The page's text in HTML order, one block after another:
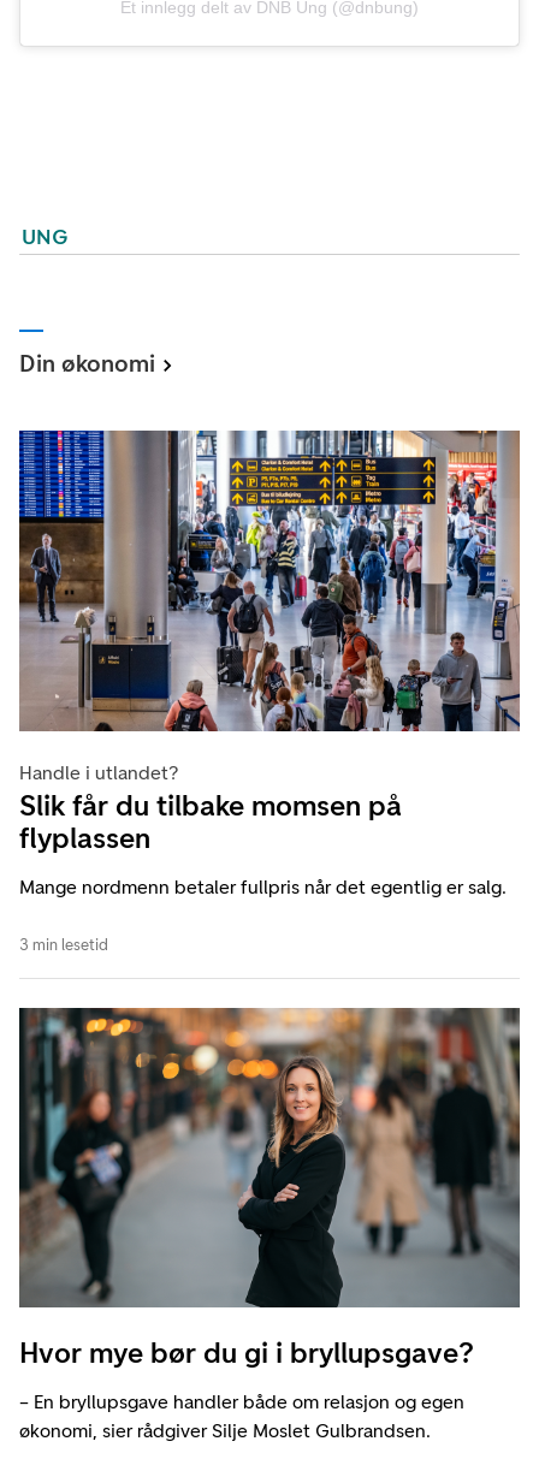
Et innlegg delt av DNB Ung (@dnbung)
UNG
Din økonomi
Handle i utlandet?
Slik får du tilbake momsen på
flyplassen
Mange nordmenn betaler fullpris når det egentlig er salg.
3 min lesetid
Hvor mye bør du gi i bryllupsgave?
– En bryllupsgave handler både om relasjon og egen
økonomi, sier rådgiver Silje Moslet Gulbrandsen.